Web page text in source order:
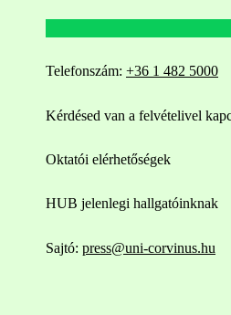
Telefonszám: +36 1 482 5000
Kérdésed van a felvételivel
Oktatói elérhetőségek
HUB jelenlegi hallgatóinknak
Sajtó: press@uni-corvinus.hu